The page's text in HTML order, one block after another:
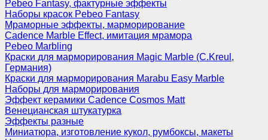
Pebeo Fantasy, фактурные эффекты
Наборы красок Pebeo Fantasy
Мраморные эффекты, марморирование
Cadence Marble Effect, имитация мрамора
Pebeo Marbling
Краски для марморирования Magic Marble (C.Kreul,
Германия)
Краски для марморирования Marabu Easy Marble
Наборы для марморирования
Эффект керамики Cadence Cosmos Matt
Венецианская штукатурка
Эффекты разные
Миниатюра, изготовление кукол, румбоксы, макеты